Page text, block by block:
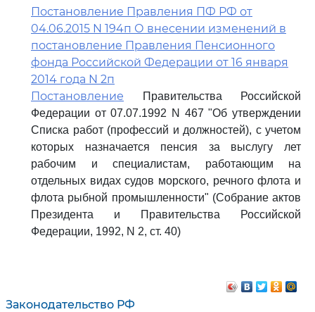
Законодательство РФ
Постановление Правления ПФ РФ от
04.06.2015 N 194п О внесении изменений в
постановление Правления Пенсионного
фонда Российской Федерации от 16 января
2014 года N 2п
Постановление Правительства Российской
Федерации от 07.07.1992 N 467 "Об утверждении
Списка работ (профессий и должностей), с учетом
которых назначается пенсия за выслугу лет
рабочим и специалистам, работающим на
отдельных видах судов морского, речного флота и
флота рыбной промышленности" (Собрание актов
Президента и Правительства Российской
Федерации, 1992, N 2, ст. 40)